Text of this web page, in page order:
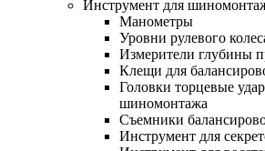
Инструмент для
Манометры
Уровни рулевого
Измерители глубины
Клещи для
Головки торцевые
шиномонтажа
Съемники
Инструмент для